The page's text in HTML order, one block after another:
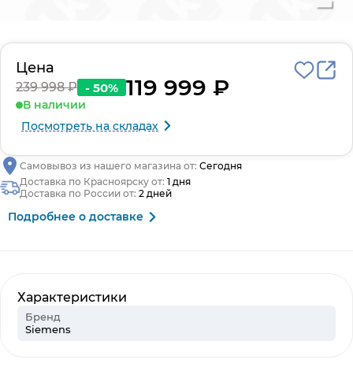
Характеристики
Бренд
Siemens
Цена
239 998 ₽ - 50% 119 999 ₽
В наличии
Посмотреть на складах
Самовывоз из нашего магазина от: Сегодня
Доставка по Красноярску от: 1 дня
Доставка по России от: 2 дней
Подробнее о доставке